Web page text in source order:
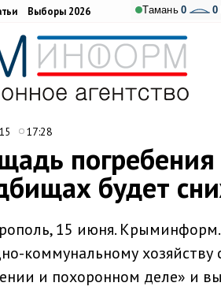
Тамань 0 0
Выборы 2026
17:28
будет
15 июня. Крыминформ.
коммунальному хозяйству
и похоронном деле» и